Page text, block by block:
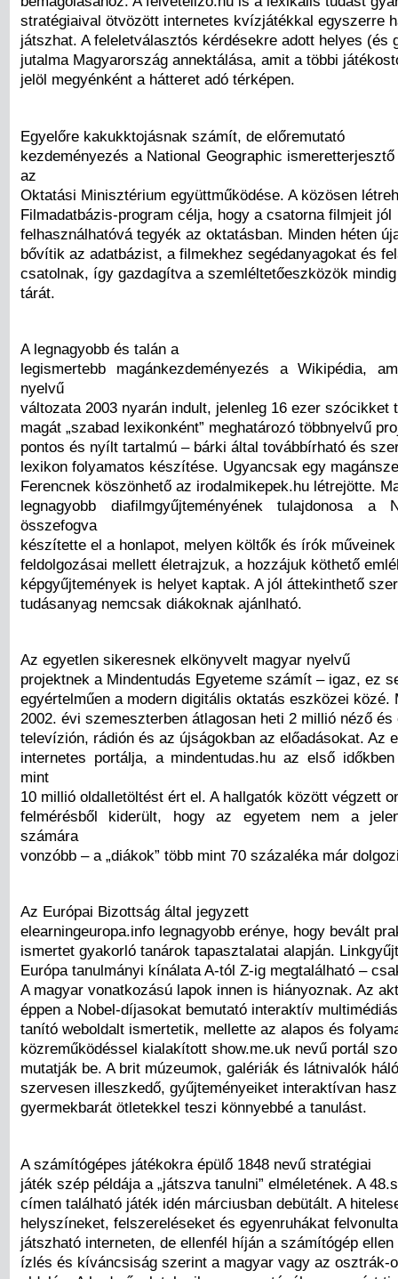
stratégiaival ötvözött internetes kvízjátékkal egyszerre
játszhat. A feleletválasztós kérdésekre adott helyes (és
jutalma Magyarország annektálása, amit a többi
jelöl megyénként a hátteret adó térképen.
Egyelőre kakukktojásnak számít, de előremutató
kezdeményezés a National Geographic
az
Oktatási Minisztérium együttműködése. A közösen
Filmadatbázis-program célja, hogy a csatorna filmjeit jól
felhasználhatóvá tegyék az oktatásban. Minden héten
bővítik az adatbázist, a filmekhez segédanyagokat és
csatolnak, így gazdagítva a szemléltetőeszközök
tárát.
A legnagyobb és talán a
legismertebb magánkezdeményezés a Wikipédia,
nyelvű
változata 2003 nyarán indult, jelenleg 16 ezer szócikket
magát „szabad lexikonként” meghatározó többnyelvű
pontos és nyílt tartalmú – bárki által továbbírható és
lexikon folyamatos készítése. Ugyancsak egy
Ferencnek köszönhető az irodalmikepek.hu létrejötte.
legnagyobb diafilmgyűjteményének tulajdonosa a
összefogva
készítette el a honlapot, melyen költők és írók
feldolgozásai mellett életrajzuk, a hozzájuk köthető
képgyűjtemények is helyet kaptak. A jól áttekinthető
tudásanyag nemcsak diákoknak ajánlható.
Az egyetlen sikeresnek elkönyvelt magyar nyelvű
projektnek a Mindentudás Egyeteme számít – igaz, ez
egyértelműen a modern digitális oktatás eszközei közé.
2002. évi szemeszterben átlagosan heti 2 millió néző
televízión, rádión és az újságokban az előadásokat. Az
internetes portálja, a mindentudas.hu az első
mint
10 millió oldalletöltést ért el. A hallgatók között végzett
felmérésből kiderült, hogy az egyetem nem a
számára
vonzóbb – a „diákok” több mint 70 százaléka már
Az Európai Bizottság által jegyzett
elearningeuropa.info legnagyobb erénye, hogy bevált
ismertet gyakorló tanárok tapasztalatai alapján.
Európa tanulmányi kínálata A-tól Z-ig megtalálható –
A magyar vonatkozású lapok innen is hiányoznak. Az
éppen a Nobel-díjasokat bemutató interaktív
tanító weboldalt ismertetik, mellette az alapos és
közreműködéssel kialakított show.me.uk nevű portál
mutatják be. A brit múzeumok, galériák és látnivalók
szervesen illeszkedő, gyűjteményeiket interaktívan
gyermekbarát ötletekkel teszi könnyebbé a tanulást.
A számítógépes játékokra épülő 1848 nevű stratégiai
játék szép példája a „játszva tanulni” elméletének. A
címen található játék idén márciusban debütált. A
helyszíneket, felszereléseket és egyenruhákat
játszható interneten, de ellenfél híján a számítógép
ízlés és kíváncsiság szerint a magyar vagy az osztrák-